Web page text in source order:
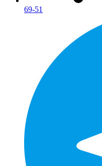
69-51